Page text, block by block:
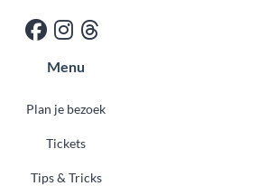
Menu
Plan je bezoek
Tickets
Tips & Tricks